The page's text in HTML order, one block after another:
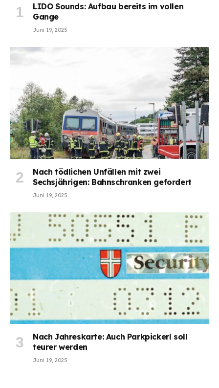
LIDO Sounds: Aufbau bereits im vollen
Gange
Juni 19, 2025
Nach tödlichen Unfällen mit zwei
Sechsjährigen: Bahnschranken gefordert
Juni 19, 2025
Nach Jahreskarte: Auch Parkpickerl soll
teurer werden
Juni 19, 2025